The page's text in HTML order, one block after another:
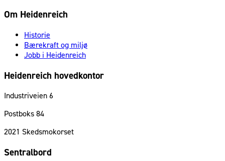
Om Heidenreich
Historie
Bærekraft og miljø
Jobb i Heidenreich
Heidenreich hovedkontor
Industriveien 6
Postboks 84
2021 Skedsmokorset
Sentralbord